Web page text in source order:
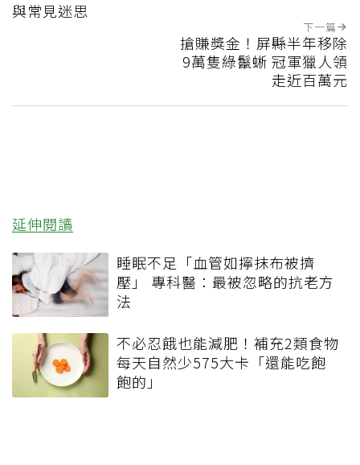
與常見迷思
下一篇
搶賺獎金！屏縣半年移除
9萬隻綠鬣蜥 冠軍獵人領
走近百萬元
延伸閱讀
睡眠不足「血管如擰抹布被擠
壓」 專科醫：最被忽略的抗老方
法
不必忍餓也能減肥！補充2類食物
每天自然少575大卡「還能吃飽
飽的」